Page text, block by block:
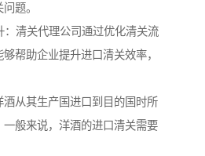
题。
：清关代理公司通过优化清关流
帮助企业提升进口清关效率，
从其生产国进口到目的国时所
般来说，洋酒的进口清关需要